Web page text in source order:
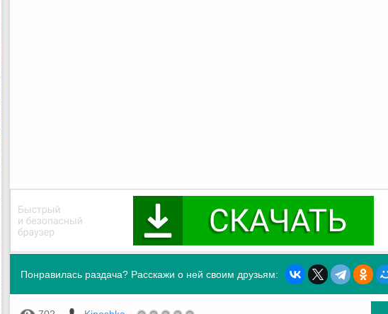
Понравилась раздача? Расскажи о ней своим друзьям: